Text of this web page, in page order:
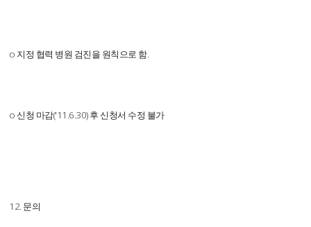
o 지정 협력 병원 검진을 원칙으로 함.
o 신청 마감('11.6.30) 후 신청서 수정 불가
12. 문의